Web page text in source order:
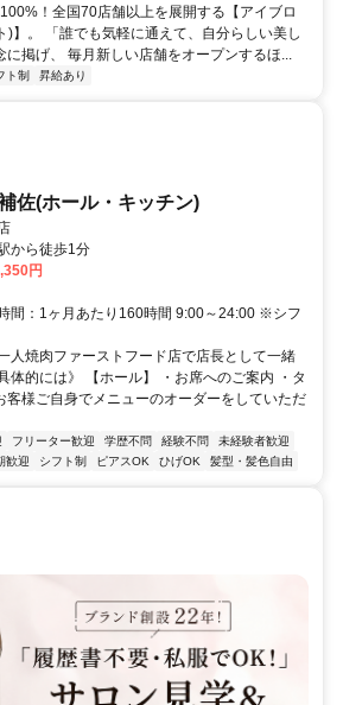
！全国70店舗以上を展開する【アイブロ
)】。 「誰でも気軽に通えて、自分らしい美し
掲げ、 毎月新しい店舗をオープンするほ...
ト制 昇給あり
佐(ホール・キッチン)
から徒歩1分
円
間：1ヶ月あたり160時間 9:00～24:00 ※シフ
人焼肉ファーストフード店で店長として一緒
体的には》 【ホール】 ・お席へのご案内 ・タ
客様ご自身でメニューのオーダーをしていただ
フリーター歓迎 学歴不問 経験不問
未経験者歓迎
歓迎 シフト制 ピアスOK ひげOK 髪型・髪色自由